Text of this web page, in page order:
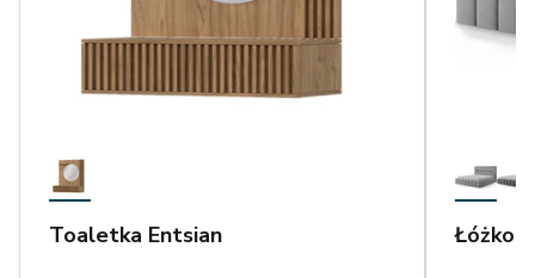
Toaletka Entsian Łóżko